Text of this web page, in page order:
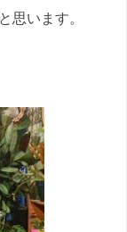
思います。